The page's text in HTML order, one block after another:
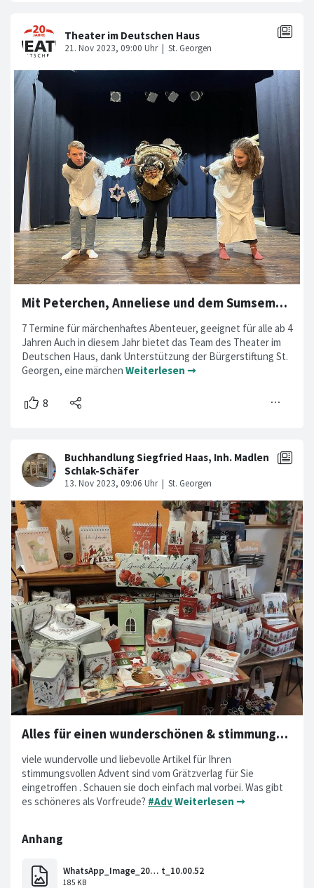
Mit Peterchen, Anneliese und dem Sumsemann ab dem 1. Advent auf den Mond
7 Termine für märchenhaftes Abenteuer, geeignet für alle ab 4
Jahren Auch in diesem Jahr bietet das Team des Theater im
Deutschen Haus, dank Unterstützung der Bürgerstiftung St.
Georgen, eine märchen Weiterlesen ➞
Alles für einen wunderschönen & stimmungsvollen Advent
viele wundervolle und liebevolle Artikel für Ihren
stimmungsvollen Advent sind vom Grätzverlag für Sie
eingetroffen . Schauen sie doch einfach mal vorbei. Was gibt
es schöneres als Vorfreude? #AdvWeiterlesen ➞